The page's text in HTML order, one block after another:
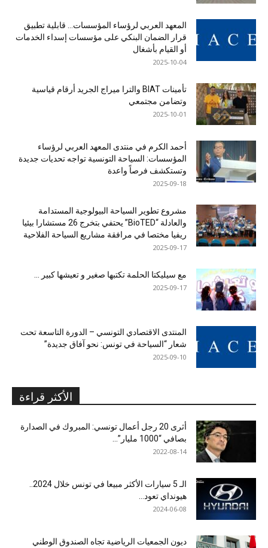
المعهد العربي لرؤساء المؤسسات… قابلية تطبيق
قرار الضمان البنكي على مؤسسات إسداء الخدمات
أو القيام بأشغال
2025-10-04
تأمينات BIAT والترا ميراج الجريد أرقام قياسية
وتضامن مجتمعي
2025-10-01
أحمد الكرم في منتدى المعهد العربي لرؤساء
المؤسسات: السياحة التونسية تواجه تحديات جديدة
وتستكشف فرصاً واعدة
2025-09-18
مشروع تطوير السياحة البيولوجية المستدامة
والعادلة “BioTED” يحتفي بتخرج 26 مستشارا بيئيا
ريفيا مختصا في مرافقة مشاريع السياحة الفلاحية
2025-09-17
مع سيليكتا الحلمة تكتبها صغير و تعيشها كبير …
2025-09-17
المنتدى الاقتصادي التونسي – الدورة التاسعة تحت
شعار “السياحة في تونس: نحو آفاق جديدة”
2025-09-10
الأكثر قراءة
أثرى 20 رجل أعمال تونسي: المبروك في الصدارة
بصافي “1000 مليار”...
2022-08-14
الـ 5 سيارات الأكثر مبيعا في تونس خلال 2024..
هيونداي تعود...
2024-06-08
ديون الجمعيات الرياضية تجاه الصندوق الوطني